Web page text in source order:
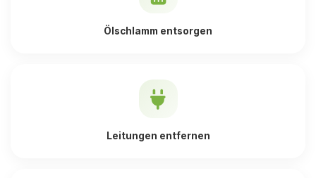
Ölschlamm entsorgen
Leitungen entfernen